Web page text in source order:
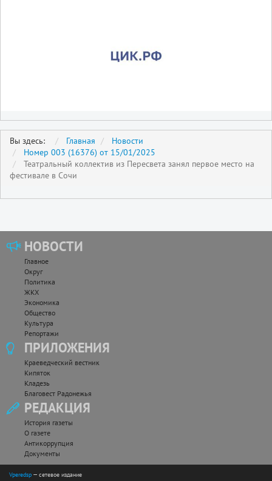
Вы здесь: Главная
Новости
Номер 003 (16376) от 15/01/2025
Театральный коллектив из Пересвета занял первое место на
фестивале в Сочи
НОВОСТИ
Главное
Округ
Политика
ЖКХ
Экономика
Общество
Культура
Репортажи
ПРИЛОЖЕНИЯ
Краеведческий вестник
Кипяток
Кладезь
Благовест Радонежья
РЕДАКЦИЯ
История газеты
О газете
Антикоррупция
Документы
Vperedsp — сетевое издание